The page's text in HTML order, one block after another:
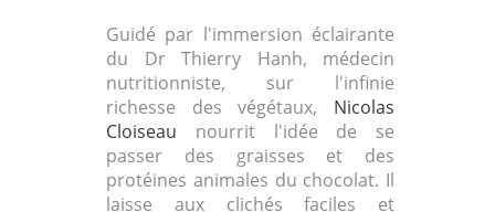
Guidé par l'immersion éclairante
du Dr Thierry Hanh, médecin
nutritionniste, sur l'infinie
richesse des végétaux, Nicolas
Cloiseau nourrit l'idée de se
passer des graisses et des
protéines animales du chocolat. Il
laisse aux clichés faciles et